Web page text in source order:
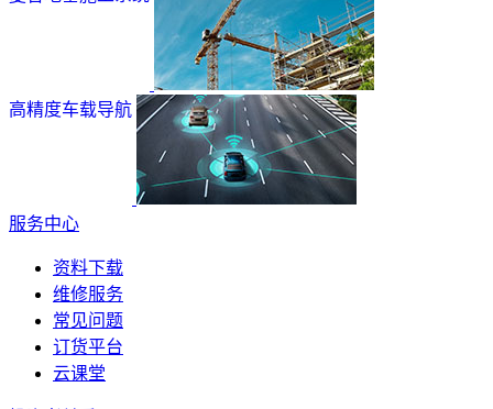
高精度车载导航
服务中心
资料下载
维修服务
常见问题
订货平台
云课堂